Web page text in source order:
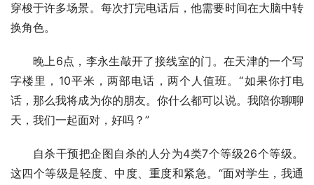
穿梭于许多场景。每次打完电话后，他需要时间在大脑中转
换角色。
晚上6点，李永生敲开了接线室的门。在天津的一个写
字楼里，10平米，两部电话，两个人值班。“如果你打电
话，那么我将成为你的朋友。你什么都可以说。我陪你聊聊
天，我们一起面对，好吗？”
自杀干预把企图自杀的人分为4类7个等级26个等级。
这四个等级是轻度、中度、重度和紧急。“面对学生，我通